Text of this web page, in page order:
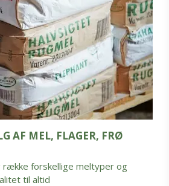
AF MEL, FLAGER, FRØ
række forskellige meltyper og
til altid